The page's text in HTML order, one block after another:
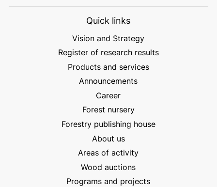
Quick links
Vision and Strategy
Register of research results
Products and services
Announcements
Career
Forest nursery
Forestry publishing house
About us
Areas of activity
Wood auctions
Programs and projects